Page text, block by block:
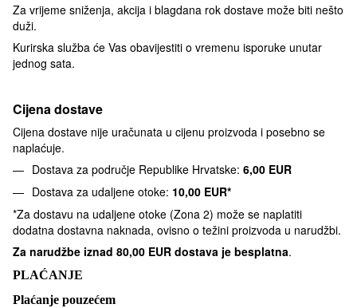
Za vrijeme sniženja, akcija i blagdana rok dostave može biti nešto
duži.
Kurirska služba će Vas obavijestiti o vremenu isporuke unutar
jednog sata.
Cijena dostave
Cijena dostave nije uračunata u cijenu proizvoda i posebno se
naplaćuje.
Dostava za područje Republike Hrvatske: 6,00 EUR
Dostava za udaljene otoke: 10,00 EUR*
*Za dostavu na udaljene otoke (Zona 2) može se naplatiti
dodatna dostavna naknada, ovisno o težini proizvoda u narudžbi.
Za narudžbe iznad 80,00 EUR dostava je besplatna.
PLAĆANJE
Plaćanje pouzećem